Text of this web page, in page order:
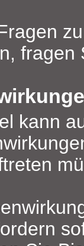
fragen
kann